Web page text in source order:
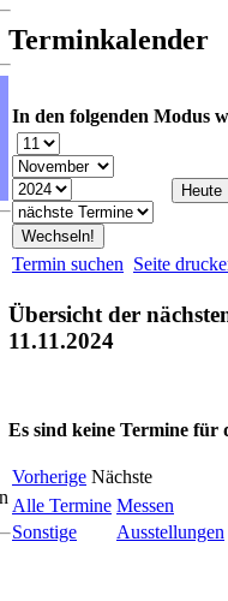
Terminkalender
In den folgenden Modus
Termin suchen Seite
Übersicht der
11.11.2024
Es sind keine Termine für
Vorherige Nächste
Alle Termine Messen
Sonstige
Ausstellungen